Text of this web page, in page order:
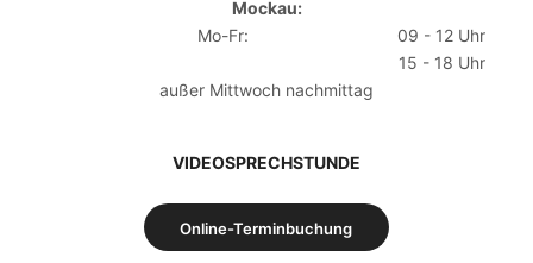
Mockau:
Mo-Fr:
09 - 12 Uhr
15 - 18 Uhr
außer Mittwoch nachmittag
VIDEOSPRECHSTUNDE
Online-Terminbuchung